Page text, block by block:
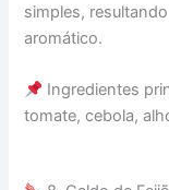
simples,
aromático.
Ingredientes
tomate, cebola,